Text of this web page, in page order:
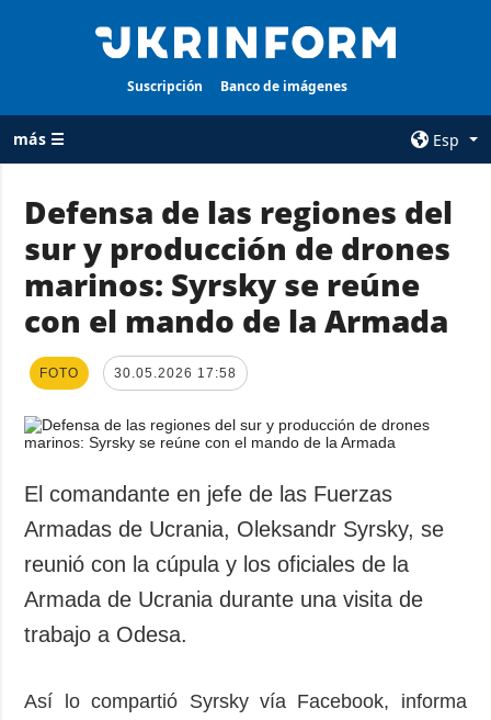
Suscripción Banco de imágenes
más ☰
Esp
TODAS LAS
CATEGORÍAS
Guerra
Reconstrucción
de Ucrania
Economía
Sociedad y
Cultura
Deportes
Crimen
Desastres y
AGENCIA
sobre la agencia
contacto
Política de
protección de
ADICIONAL SERVICIOS
Defensa de las regiones del
sur y producción de drones
marinos: Syrsky se reúne
con el mando de la Armada
FOTO 30.05.2026 17:58
El comandante en jefe de las Fuerzas
Armadas de Ucrania, Oleksandr Syrsky, se
reunió con la cúpula y los oficiales de la
Armada de Ucrania durante una visita de
trabajo a Odesa.
Así lo compartió Syrsky vía Facebook, informa